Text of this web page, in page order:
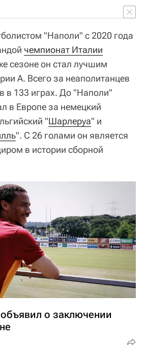
"Наполи" с 2020 года
чемпионат Италии
сезоне он стал лучшим
А. Всего за неаполитанцев
в 133 играх. До "Наполи"
в Европе за немецкий
"Шарлеруа" и
". С 26 голами он является
в истории сборной
о заключении